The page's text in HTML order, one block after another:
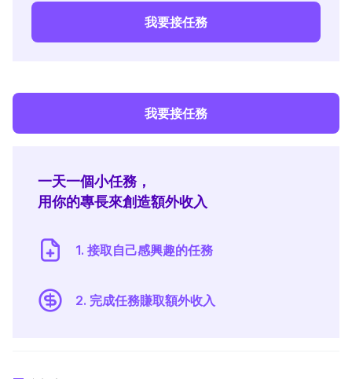
我要接任務
我要接任務
一天一個小任務，
用你的專長來創造額外收入
1. 接取自己感興趣的任務
2. 完成任務賺取額外收入